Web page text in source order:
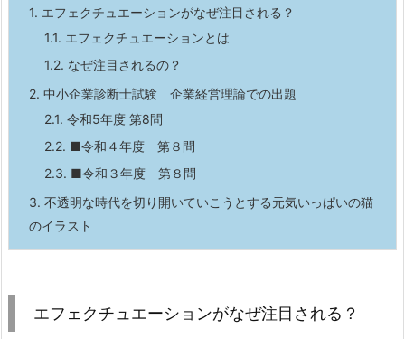
1. エフェクチュエーションがなぜ注目される？
1.1. エフェクチュエーションとは
1.2. なぜ注目されるの？
2. 中小企業診断士試験 企業経営理論での出題
2.1. 令和5年度 第8問
2.2. ■令和４年度 第８問
2.3. ■令和３年度 第８問
3. 不透明な時代を切り開いていこうとする元気いっぱいの猫
のイラスト
エフェクチュエーションがなぜ注目される？